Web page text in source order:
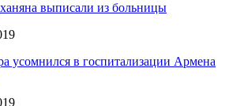
выписали из больницы
усомнился в госпитализации Армена